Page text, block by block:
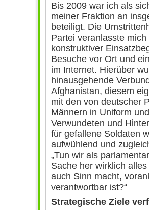
Bis 2009 war ich als
meiner Fraktion an
beteiligt. Die
Partei veranlasste
konstruktiver
Besuche vor Ort und
im Internet. Hierüber
hinausgehende
Afghanistan, diesem
mit den von deutscher
Männern in Uniform
Verwundeten und
für gefallene Soldaten
aufwühlend und
„Tun wir als
Sache her wirklich
auch Sinn macht,
verantwortbar ist?“
Strategische Ziele